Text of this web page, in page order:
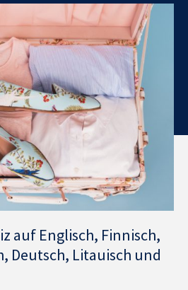
auf Englisch, Finnisch,
Deutsch, Litauisch und